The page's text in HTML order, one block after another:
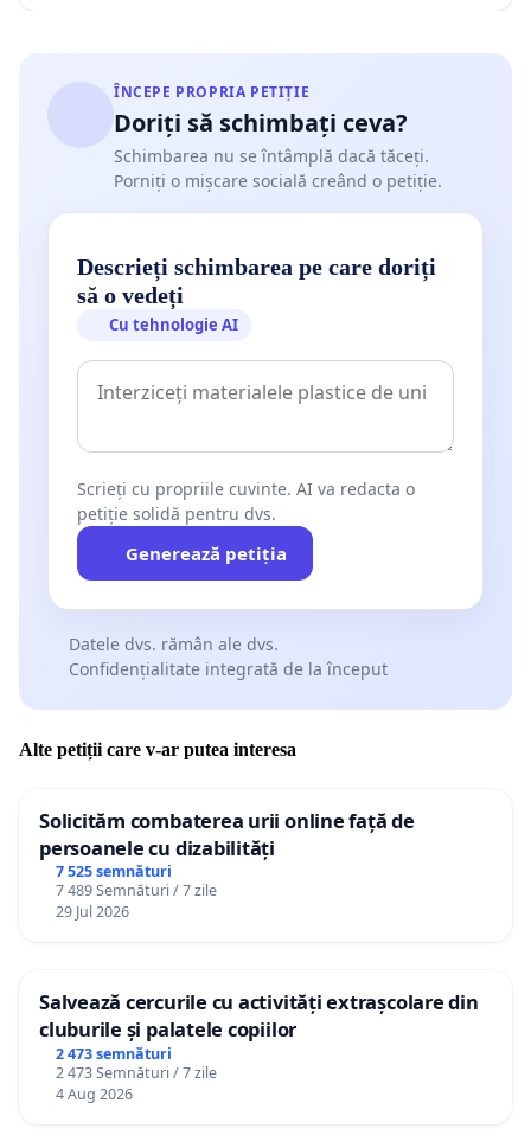
ÎNCEPE PROPRIA PETIȚIE
Doriți să schimbați ceva?
Schimbarea nu se întâmplă dacă tăceți.
Porniți o mișcare socială creând o petiție.
Descrieți schimbarea pe care doriți
să o vedeți
Cu tehnologie AI
Scrieți cu propriile cuvinte. AI va redacta o
petiție solidă pentru dvs.
Generează petiția
Datele dvs. rămân ale dvs.
Confidențialitate integrată de la început
Alte petiții care v-ar putea interesa
Solicităm combaterea urii online față de
persoanele cu dizabilități
7 525 semnături
7 489 Semnături / 7 zile
29 Jul 2026
Salvează cercurile cu activități extrașcolare din
cluburile și palatele copiilor
2 473 semnături
2 473 Semnături / 7 zile
4 Aug 2026